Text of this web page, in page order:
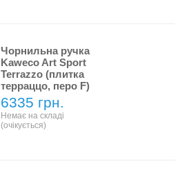
Чорнильна ручка
Kaweco Art Sport
Terrazzo (плитка
терраццо, перо F)
6335 грн.
Немає на складі
(очікується)